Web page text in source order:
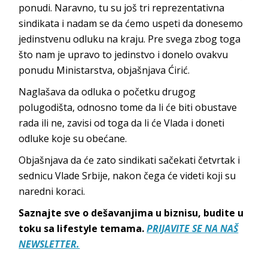
ponudi. Naravno, tu su još tri reprezentativna
sindikata i nadam se da ćemo uspeti da donesemo
jedinstvenu odluku na kraju. Pre svega zbog toga
što nam je upravo to jedinstvo i donelo ovakvu
ponudu Ministarstva, objašnjava Ćirić.
Naglašava da odluka o početku drugog
polugodišta, odnosno tome da li će biti obustave
rada ili ne, zavisi od toga da li će Vlada i doneti
odluke koje su obećane.
Objašnjava da će zato sindikati sačekati četvrtak i
sednicu Vlade Srbije, nakon čega će videti koji su
naredni koraci.
Saznajte sve o dešavanjima u biznisu, budite u
toku sa lifestyle temama.PRIJAVITE SE NA NAŠ
NEWSLETTER.